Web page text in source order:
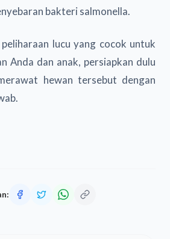
bakteri salmonella.
lucu yang cocok untuk
Anda dan anak, persiapkan dulu
hewan tersebut dengan